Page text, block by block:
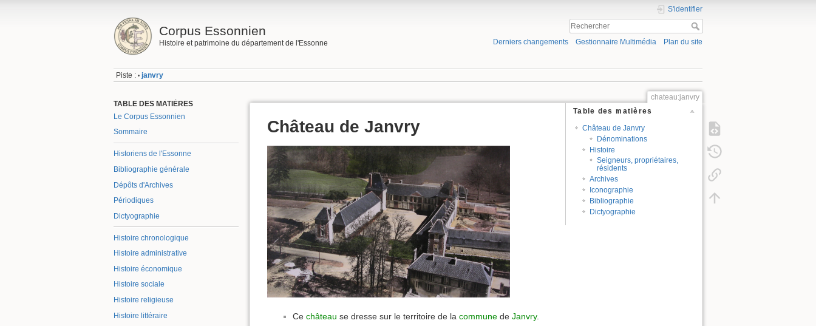
Corpus Essonnien
Histoire et patrimoine du département de l'Essonne
S'identifier
Derniers changements Gestionnaire Multimédia Plan du site
Piste : • janvry
TABLE DES MATIÈRES
Le Corpus Essonnien
Sommaire
Historiens de l'Essonne
Bibliographie générale
Dépôts d'Archives
Périodiques
Dictyographie
Histoire chronologique
Histoire administrative
Histoire économique
Histoire sociale
Histoire religieuse
Histoire littéraire
chateau:janvry
Table des matières
Château de Janvry
Dénominations
Histoire
Seigneurs, propriétaires,
résidents
Archives
Iconographie
Bibliographie
Dictyographie
Château de Janvry
Ce château se dresse sur le territoire de la commune de Janvry.